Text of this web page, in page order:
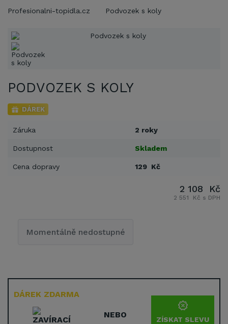
Profesionalni-topidla.cz Podvozek s koly
PODVOZEK S KOLY
DÁREK
Záruka 2 roky
Dostupnost Skladem
Cena dopravy 129 Kč
DÁREK ZDARMA
NEBO ZÍSKAT SLEVU
2 108 Kč
2 551 Kč s DPH
Momentálně nedostupné